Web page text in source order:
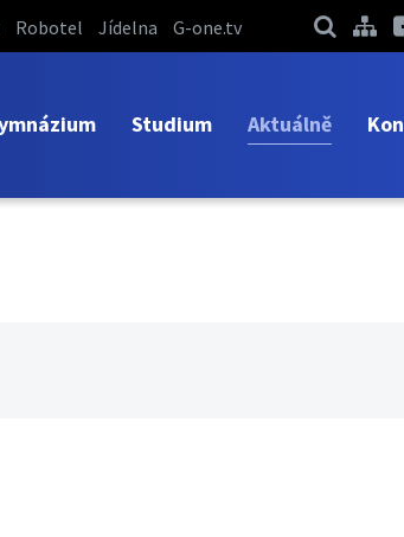
Robotel Jídelna G-one.tv
Studium Aktuálně